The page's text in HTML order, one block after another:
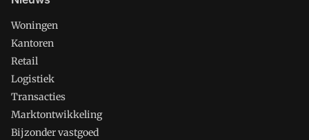
Woningen
Kantoren
Retail
Logistiek
Transacties
Marktontwikkeling
Bijzonder vastgoed